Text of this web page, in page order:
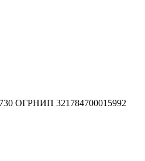
ОГРНИП 321784700015992